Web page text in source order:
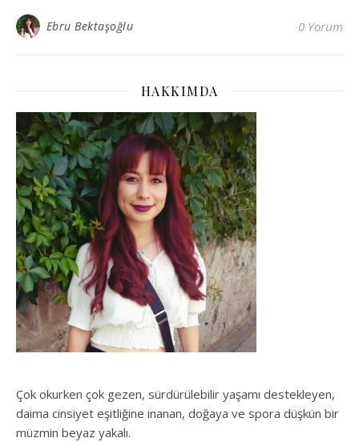
Ebru Bektaşoğlu 0 Yorum
HAKKIMDA
Çok okurken çok gezen, sürdürülebilir yaşamı destekleyen,
daima cinsiyet eşitliğine inanan, doğaya ve spora düşkün bir
müzmin beyaz yakalı.